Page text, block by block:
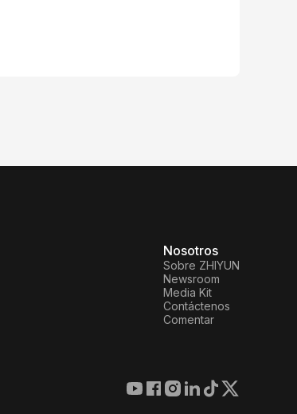
Nosotros
Sobre ZHIYUN
Newsroom
Media Kit
Contáctenos
Comentar
Atención al cliente en línea
+86 400 900 6868